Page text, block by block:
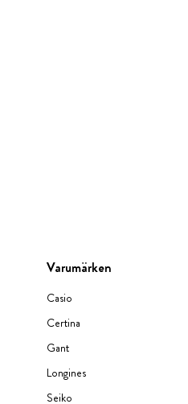
Varumärken
Casio
Certina
Gant
Longines
Seiko